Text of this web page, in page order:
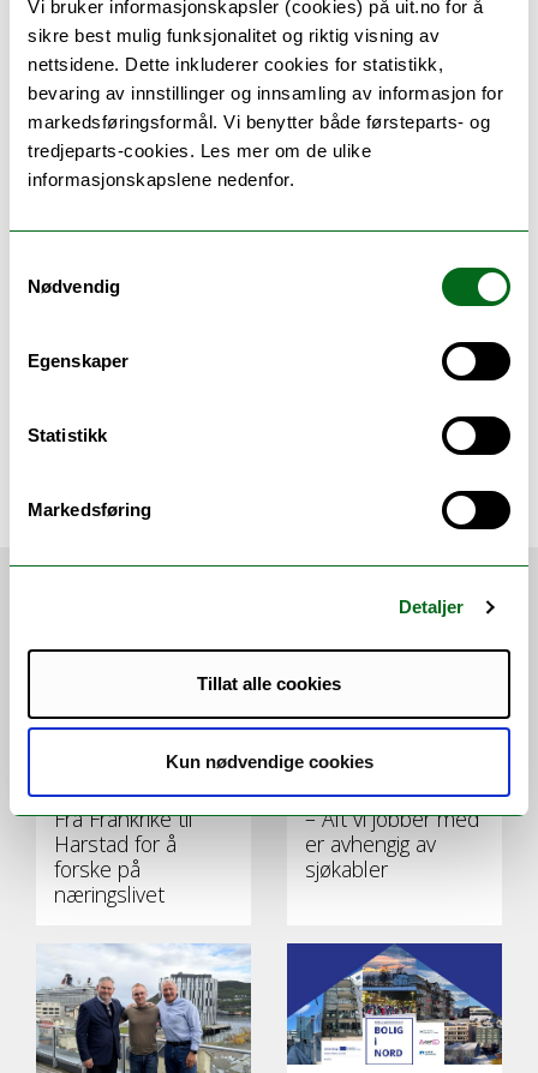
Vi bruker informasjonskapsler (cookies) på uit.no for å
sikre best mulig funksjonalitet og riktig visning av
nettsidene. Dette inkluderer cookies for statistikk,
bevaring av innstillinger og innsamling av informasjon for
markedsføringsformål. Vi benytter både førsteparts- og
tredjeparts-cookies. Les mer om de ulike
informasjonskapslene nedenfor.
Nødvendig
Egenskaper
Statistikk
Markedsføring
Detaljer
Tillat alle cookies
Kun nødvendige cookies
arktiske universitet.
Denne kortnyttsaken er skrevet av studentansatt ved
fakultetet, masterstudent i rettsvitenskap Erlend Suhr
Fandrem.
Kortnytt fra Det juridiske fakultet
Kommunikasjonsrådgiver
Fra Frankrike til
Harstad for å
forske på
næringslivet
– Alt vi jobber med
er avhengig av
sjøkabler